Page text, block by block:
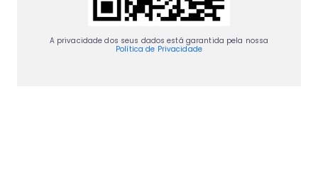
A privacidade dos seus dados está garantida pela nossa
Política de Privacidade